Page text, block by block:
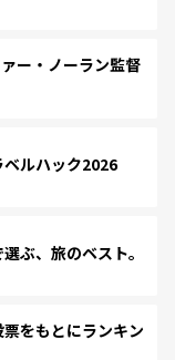
ー・ノーラン監督
ルハック2026
ぶ、旅のベスト。
をもとにランキン